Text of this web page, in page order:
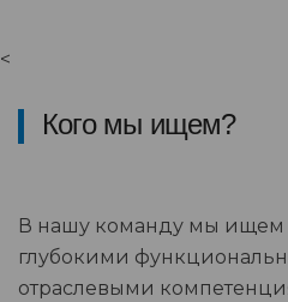
<
Кого мы ищем?
В нашу команду мы ищем
глубокими
отраслевыми